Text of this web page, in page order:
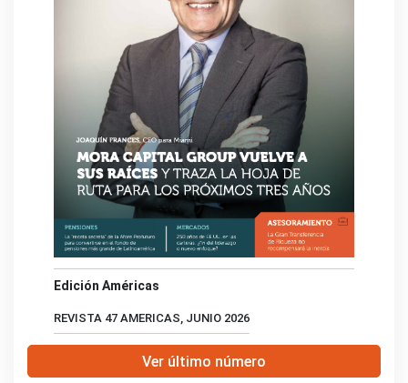
Edición Américas
REVISTA 47 AMERICAS, JUNIO 2026
Ver último número